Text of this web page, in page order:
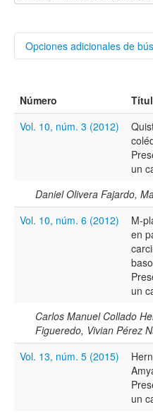
Opciones adicionales de
Autores/as
Resumen
Archivo(s) adicional(es)
Fecha
Número
Vol. 10, núm. 3 (2012)
un
Daniel Olivera Fajardo,
Vol. 10, núm. 6 (2012)
M-
en
un
Carlos Manuel Collado
Figueredo, Vivian Pérez
Vol. 13, núm. 5 (2015)
un